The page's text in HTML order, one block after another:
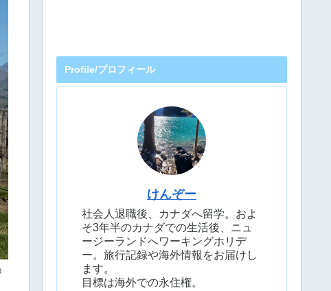
Profile/プロフィール
けんぞー
社会人退職後、カナダへ留学。およ
そ3年半のカナダでの生活後、ニュ
ージーランドへワーキングホリデ
ー。旅行記録や海外情報をお届けし
ます。
目標は海外での永住権。